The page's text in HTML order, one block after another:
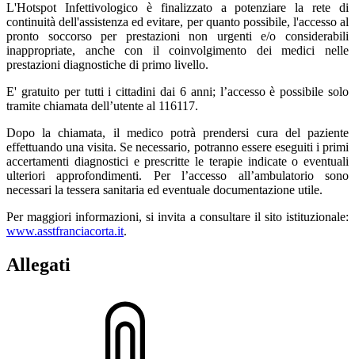
L'Hotspot Infettivologico è finalizzato a potenziare la rete di
continuità dell'assistenza ed evitare, per quanto possibile, l'accesso al
pronto soccorso per prestazioni non urgenti e/o considerabili
inappropriate, anche con il coinvolgimento dei medici nelle
prestazioni diagnostiche di primo livello.
E' gratuito per tutti i cittadini dai 6 anni; l’accesso è possibile solo
tramite chiamata dell’utente al 116117.
Dopo la chiamata, il medico potrà prendersi cura del paziente
effettuando una visita. Se necessario, potranno essere eseguiti i primi
accertamenti diagnostici e prescritte le terapie indicate o eventuali
ulteriori approfondimenti. Per l’accesso all’ambulatorio sono
necessari la tessera sanitaria ed eventuale documentazione utile.
Per maggiori informazioni, si invita a consultare il sito istituzionale:
www.asstfranciacorta.it.
Allegati